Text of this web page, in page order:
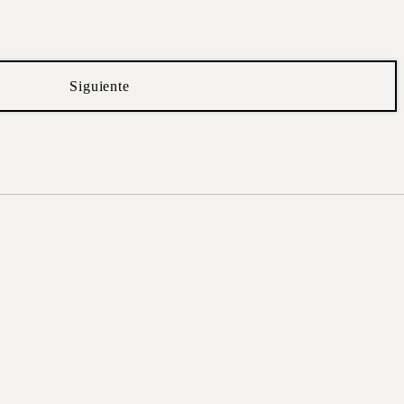
Siguiente